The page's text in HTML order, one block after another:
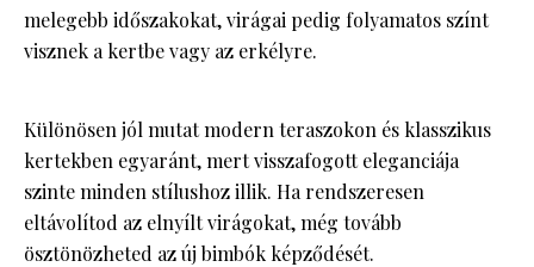
melegebb időszakokat, virágai pedig folyamatos színt
visznek a kertbe vagy az erkélyre.
Különösen jól mutat modern teraszokon és klasszikus
kertekben egyaránt, mert visszafogott eleganciája
szinte minden stílushoz illik. Ha rendszeresen
eltávolítod az elnyílt virágokat, még tovább
ösztönözheted az új bimbók képződését.